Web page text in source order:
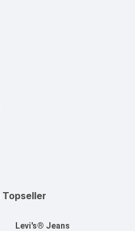
Topseller
Levi's® Jeans